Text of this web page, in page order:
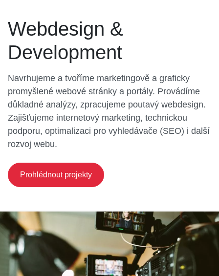
Webdesign &
Development
Navrhujeme a tvoříme marketingově a graficky
promyšlené webové stránky a portály. Provádíme
důkladné analýzy, zpracujeme poutavý webdesign.
Zajišťujeme internetový marketing, technickou
podporu, optimalizaci pro vyhledávače (SEO) i další
rozvoj webu.
Prohlédnout projekty